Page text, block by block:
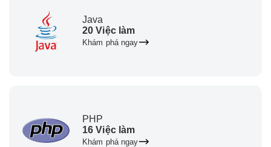
Java
20 Việc làm
Khám phá ngay
PHP
16 Việc làm
Khám phá ngay